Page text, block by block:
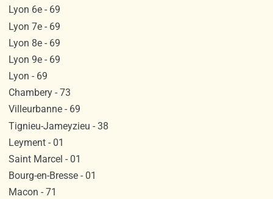
Lyon 6e - 69
Lyon 7e - 69
Lyon 8e - 69
Lyon 9e - 69
Lyon - 69
Chambery - 73
Villeurbanne - 69
Tignieu-Jameyzieu - 38
Leyment - 01
Saint Marcel - 01
Bourg-en-Bresse - 01
Macon - 71